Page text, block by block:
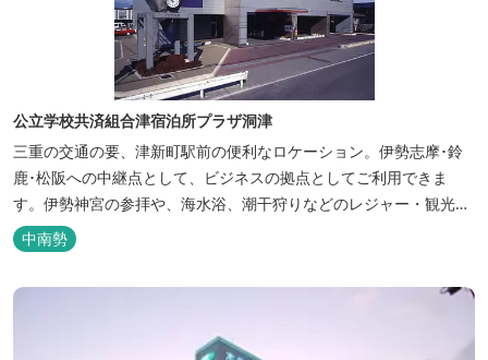
公立学校共済組合津宿泊所プラザ洞津
三重の交通の要、津新町駅前の便利なロケーション。伊勢志摩･鈴
鹿･松阪への中継点として、ビジネスの拠点としてご利用できま
す。伊勢神宮の参拝や、海水浴、潮干狩りなどのレジャー・観光に
も最適です。
中南勢